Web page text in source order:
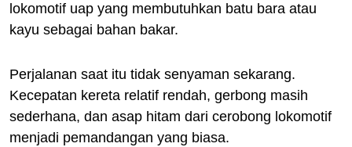
lokomotif uap yang membutuhkan batu bara atau
kayu sebagai bahan bakar.
Perjalanan saat itu tidak senyaman sekarang.
Kecepatan kereta relatif rendah, gerbong masih
sederhana, dan asap hitam dari cerobong lokomotif
menjadi pemandangan yang biasa.